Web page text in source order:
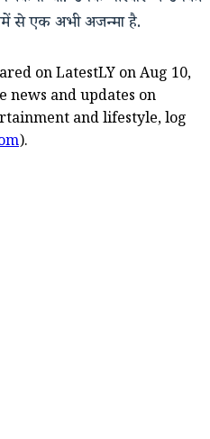
से एक अभी अजन्मा है.
on LatestLY on Aug 10,
news and updates on
and lifestyle, log
).